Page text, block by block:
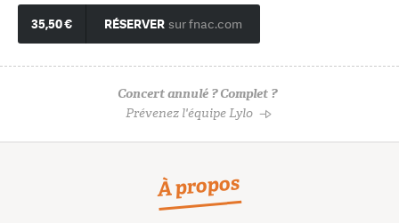
35,50 € RÉSERVER sur fnac.com
Concert annulé ? Complet ?
Prévenez l'équipe Lylo
À propos